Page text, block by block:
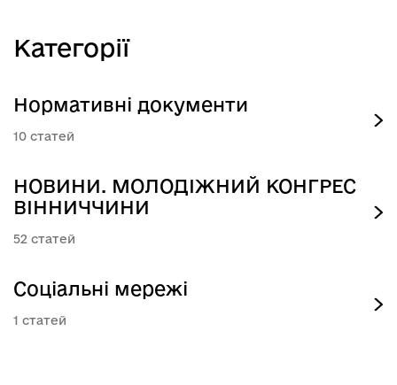
Категорії
Нормативні документи
10
НОВИНИ. МОЛОДІЖНИЙ КОНГРЕС
ВІННИЧЧИНИ
52
Соціальні мережі
1